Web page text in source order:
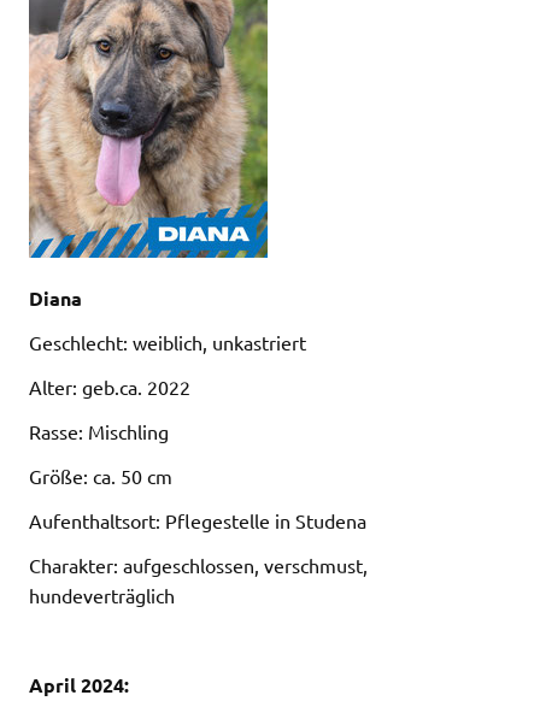
Diana
Geschlecht: weiblich, unkastriert
Alter: geb.ca. 2022
Rasse: Mischling
Größe: ca. 50 cm
Aufenthaltsort: Pflegestelle in Studena
Charakter: aufgeschlossen, verschmust,
hundeverträglich
April 2024: